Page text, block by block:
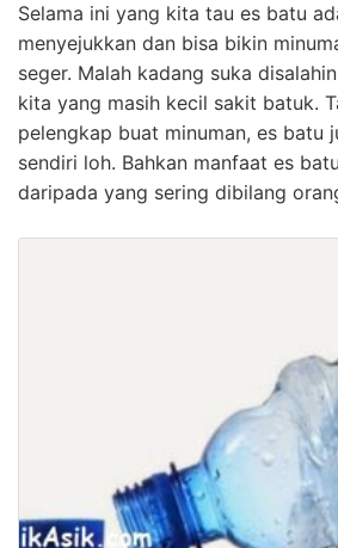
Selama ini yang kita tau es batu
menyejukkan dan bisa bikin
seger. Malah kadang suka
kita yang masih kecil sakit batuk.
pelengkap buat minuman, es batu
sendiri loh. Bahkan manfaat es
daripada yang sering dibilang